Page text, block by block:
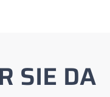
SIE DA